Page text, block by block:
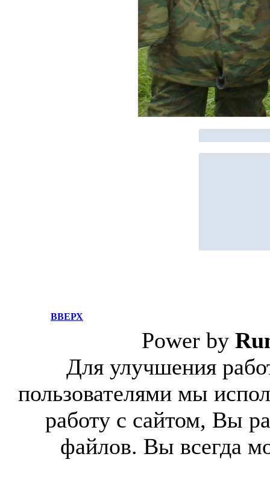
ВВЕРХ
Power by
Для улучшения
пользователями мы
работу с сайтом, Вы
файлов. Вы всегда